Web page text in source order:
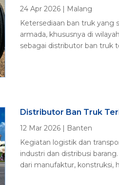
24 Apr 2026| Malang
Ketersediaan ban truk yang
armada, khususnya di
sebagai distributor ban truk
Distributor Ban Truk
12 Mar 2026| Banten
Kegiatan logistik dan
industri dan distribusi
dari manufaktur, konstruksi,